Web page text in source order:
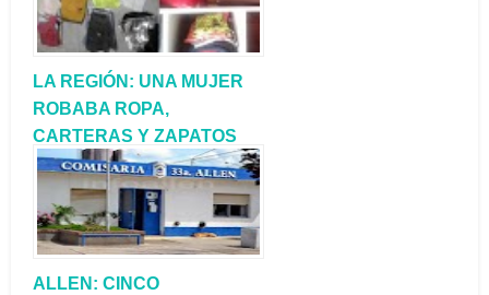
LA REGIÓN: UNA MUJER
ROBABA ROPA,
CARTERAS Y ZAPATOS
EN TIENDAS Y LUEGO
LAS VENDÍA POR
FACEBOOK
ALLEN: CINCO